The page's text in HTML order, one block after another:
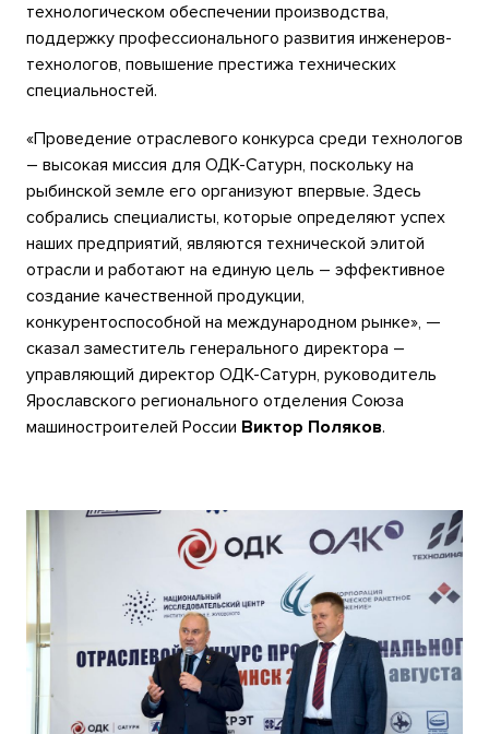
технологическом обеспечении производства,
поддержку профессионального развития инженеров-
технологов, повышение престижа технических
специальностей.
«Проведение отраслевого конкурса среди технологов
– высокая миссия для ОДК-Сатурн, поскольку на
рыбинской земле его организуют впервые. Здесь
собрались специалисты, которые определяют успех
наших предприятий, являются технической элитой
отрасли и работают на единую цель – эффективное
создание качественной продукции,
конкурентоспособной на международном рынке», —
сказал заместитель генерального директора –
управляющий директор ОДК-Сатурн, руководитель
Ярославского регионального отделения Союза
машиностроителей России Виктор Поляков.